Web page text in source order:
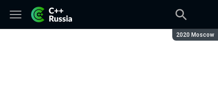
Сезон:
2020 Moscow